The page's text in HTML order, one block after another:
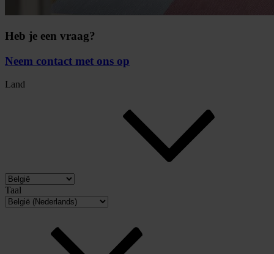
Heb je een vraag?
Neem contact met ons op
Land
Taal